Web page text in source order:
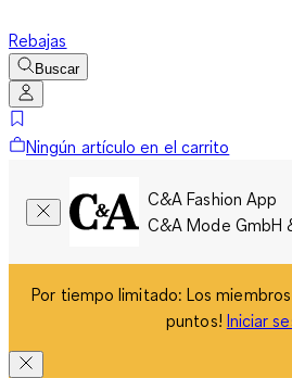
Rebajas
Buscar
Ningún artículo en el carrito
C&A Fashion App
C&A Mode GmbH
Por tiempo limitado: Los
puntos! Iniciar